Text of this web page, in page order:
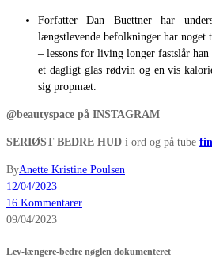
Forfatter Dan Buettner har
længstlevende befolkninger har
– lessons for living longer fastslår
et dagligt glas rødvin og en vis
sig propmæt.
@beautyspace på INSTAGRAM
SERIØST BEDRE HUD i ord og på tube
ByAnette Kristine Poulsen
12/04/2023
16 Kommentarer
09/04/2023
Lev-længere-bedre nøglen dokumenteret